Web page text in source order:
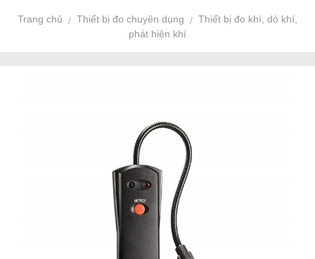
Trang chủ / Thiết bị đo chuyên dụng / Thiết bị đo khí, dò khí,
phát hiện khí